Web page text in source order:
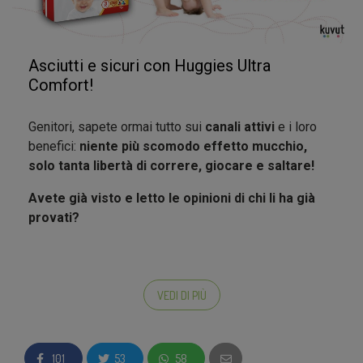
del kit
Compila il questionario finale
, quando sarà attivo
opinione sincera sul prodotto che hai provato e
condividi con i tuoi collaboratori il questionario
Partecipa alle azioni della fase di test
prodottoper poter vincere ilpremiocomemigliore
ambasciatore!
leggere le recensioni sul prodotto in siti come
Amazon, CiaoMamme o anche nella pagina ufficiale
Siete pronti? Avete voglia di provare Huggies Ultra
Asciutti e sicuri con Huggies Ultra
Comfort!
Genitori, sapete ormai tutto sui canali attivi e i loro
benefici: niente più scomodo effetto mucchio,
solo tanta libertà di correre, giocare e saltare!
Avete già visto e letto le opinioni di chi li ha già
provati?
VEDI DI PIÙ
101 53 58